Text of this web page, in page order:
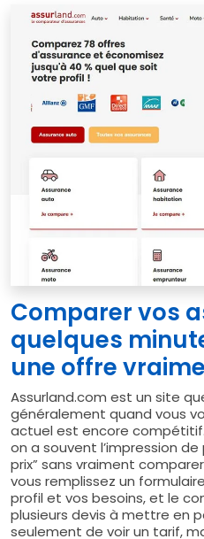
Comparer vos
quelques
une offre
Assurland.com est un site
généralement quand vous
actuel est encore
on a souvent l’impression
prix” sans vraiment
vous remplissez un
profil et vos besoins, et le
plusieurs devis à mettre en
seulement de voir un tarif,